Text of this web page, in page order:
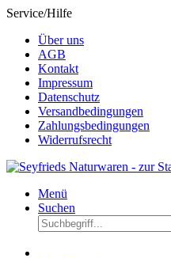
Service/Hilfe
Über uns
AGB
Kontakt
Impressum
Datenschutz
Versandbedingungen
Zahlungsbedingungen
Widerrufsrecht
Menü
Suchen